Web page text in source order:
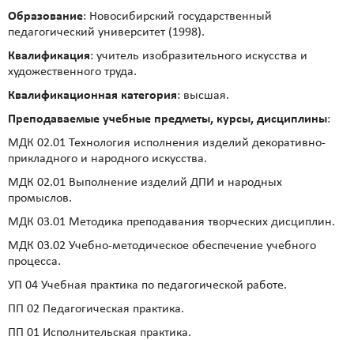
Образование: Новосибирский государственный
педагогический университет (1998).
Квалификация: учитель изобразительного искусства и
художественного труда.
Квалификационная категория: высшая.
Преподаваемые учебные предметы, курсы, дисциплины:
МДК 02.01 Технология исполнения изделий декоративно-
прикладного и народного искусства.
МДК 02.01 Выполнение изделий ДПИ и народных
промыслов.
МДК 03.01 Методика преподавания творческих дисциплин.
МДК 03.02 Учебно-методическое обеспечение учебного
процесса.
УП 04 Учебная практика по педагогической работе.
ПП 02 Педагогическая практика.
ПП 01 Исполнительская практика.